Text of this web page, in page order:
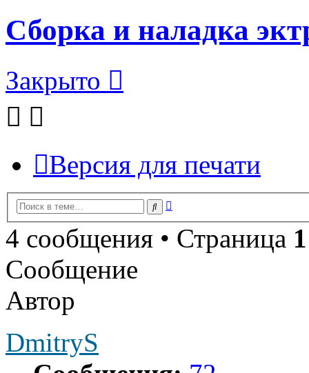
Сборка и наладка
Закрыто
Версия для печати
Поиск
4 сообщения • Страница 1
Сообщение
Автор
DmitryS